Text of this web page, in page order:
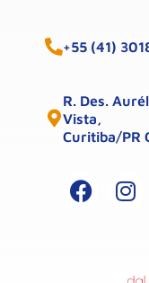
+55 (41)
R. Des.
Vista,
Curitiba/PR